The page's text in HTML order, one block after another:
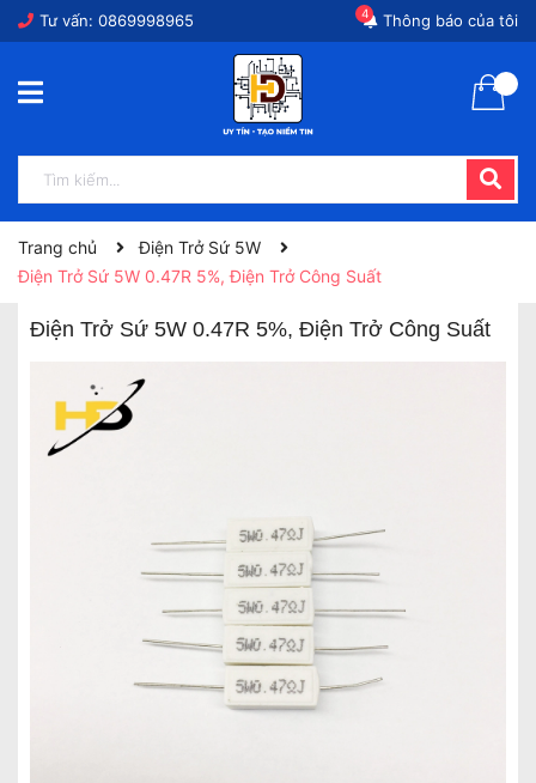
Tư vấn: 0869998965 Thông báo của tôi
4
Trang chủ
Điện Trở Sứ 5W
Điện Trở Sứ 5W 0.47R 5%, Điện Trở Công Suất
Điện Trở Sứ 5W 0.47R 5%, Điện Trở Công Suất